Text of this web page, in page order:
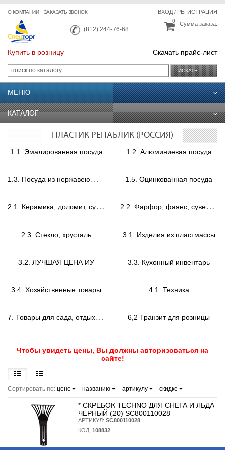
О КОМПАНИИ ЗАКАЗАТЬ ЗВОНОК
(812) 244-76-68
ВХОД/ РЕГИСТРАЦИЯ
Сумма заказа:
0
Купить в розницу Скачать прайс-лист
ИСКАТЬ
МЕНЮ
КАТАЛОГ
ПЛАСТИК РЕПАБЛИК (РОССИЯ)
1.1. Эмалированная посуда 1.2. Алюминиевая посуда
1
.3. Посуда из нержавеющей стали 1.5. Оцинкованная посуда
2
.1. Керамика, доломит, сувениры. 2
.2. Фарфор, фаянс, сувениры
2.3. Стекло, хрусталь 3.1. Изделия из пластмассы
3.2. ЛУЧШАЯ ЦЕНА ИУ 3.3. Кухонный инвентарь
3.4. Хозяйственные товары 4.1. Техника
7
. Товары для сада, отдыха и туризма 6,2 Транзит для розницы
Чтобы увидеть цены, Вы должны авторизоваться на
сайте!
Сортировать по: цене названию артикулу скидке
* CКРЕБОК TECHNO ДЛЯ СНЕГА И ЛЬДА
ЧЕРНЫЙ (20) SC800110028
АРТИКУЛ: SC800110028
КОД: 108832